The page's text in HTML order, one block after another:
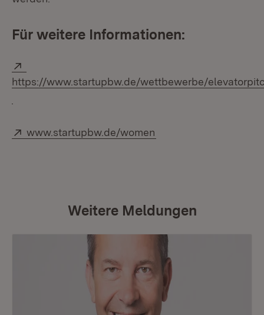
Für weitere Informationen:
https://www.startupbw.de/wettbewerbe/
Extern:
www.startupbw.de/women
Weitere Meldungen